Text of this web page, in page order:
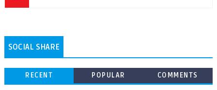
SOCIAL SHARE
RECENT POPULAR COMMENTS